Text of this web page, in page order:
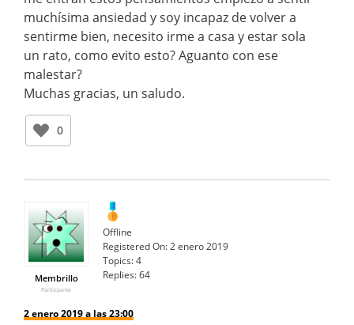
muchísima ansiedad y soy incapaz de volver a
sentirme bien, necesito irme a casa y estar sola
un rato, como evito esto? Aguanto con ese
malestar?
Muchas gracias, un saludo.
0
Membrillo
Participante
Offline
Registered On:2 enero 2019
Topics:4
Replies:64
2 enero 2019 a las 23:00